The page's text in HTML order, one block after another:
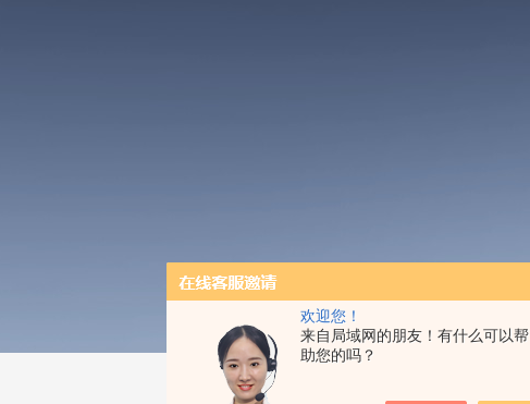
欢迎您！
来自局域网的朋友！有什么可以帮
助您的吗？